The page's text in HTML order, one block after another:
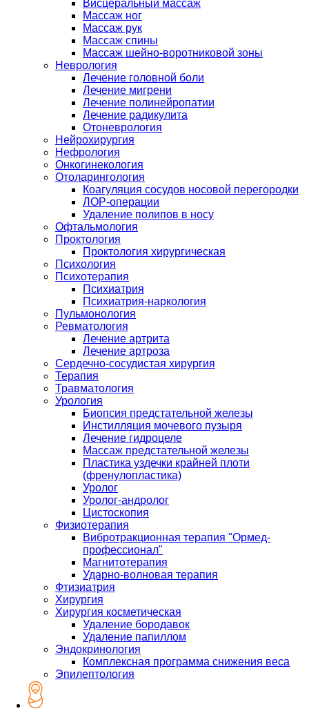
Висцеральный массаж
Массаж ног
Массаж рук
Массаж спины
Массаж шейно-воротниковой зоны
Неврология
Лечение головной боли
Лечение мигрени
Лечение полинейропатии
Лечение радикулита
Отоневрология
Нейрохирургия
Нефрология
Онкогинекология
Отоларингология
Коагуляция сосудов носовой перегородки
ЛОР-операции
Удаление полипов в носу
Офтальмология
Проктология
Проктология хирургическая
Психология
Психотерапия
Психиатрия
Психиатрия-наркология
Пульмонология
Ревматология
Лечение артрита
Лечение артроза
Сердечно-сосудистая хирургия
Терапия
Травматология
Урология
Биопсия предстательной железы
Инстилляция мочевого пузыря
Лечение гидроцеле
Массаж предстательной железы
Пластика уздечки крайней плоти
(френулопластика)
Уролог
Уролог-андролог
Цистоскопия
Физиотерапия
Вибротракционная терапия "Ормед-
профессионал"
Магнитотерапия
Ударно-волновая терапия
Фтизиатрия
Хирургия
Хирургия косметическая
Удаление бородавок
Удаление папиллом
Эндокринология
Комплексная программа снижения веса
Эпилептология